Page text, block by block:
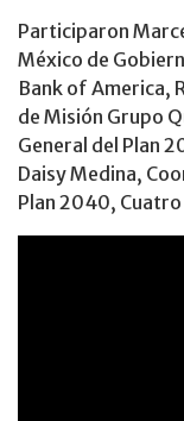
Participaron
México de
Bank of America,
de Misión Grupo
General del Plan
Daisy Medina,
Plan 2040, Cuatro